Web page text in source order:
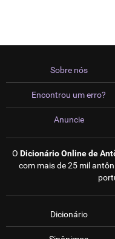
Sobre nós
Encontrou um erro?
Anuncie
O Dicionário Online de
com mais de 25 mil
Dicionário